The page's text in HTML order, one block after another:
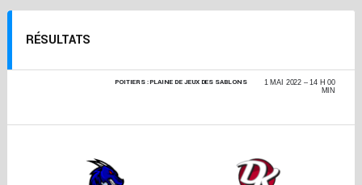
RÉSULTATS
POITIERS : PLAINE DE JEUX DES SABLONS 1 MAI 2022
14 H 00
MIN